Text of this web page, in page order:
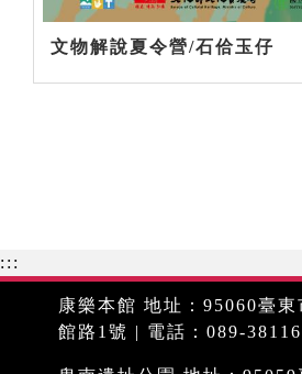
文物解說夏令營/石佮玉仔
:::
康樂本館 地址：95060臺東
館路1號 | 電話：089-